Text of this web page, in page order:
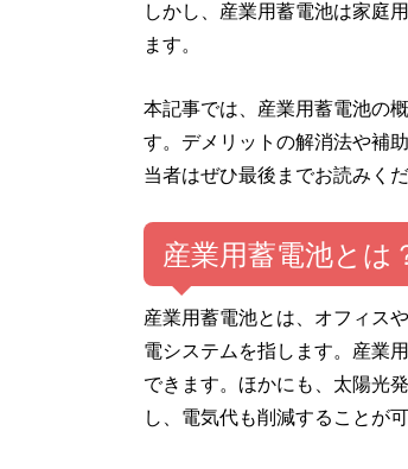
しかし、産業用蓄電池は家庭
ます。
本記事では、産業用蓄電池の
す。デメリットの解消法や補
当者はぜひ最後までお読みくだ
産業用蓄電池とは
産業用蓄電池とは、オフィス
電システムを指します。産業
できます。ほかにも、太陽光
し、電気代も削減することが可